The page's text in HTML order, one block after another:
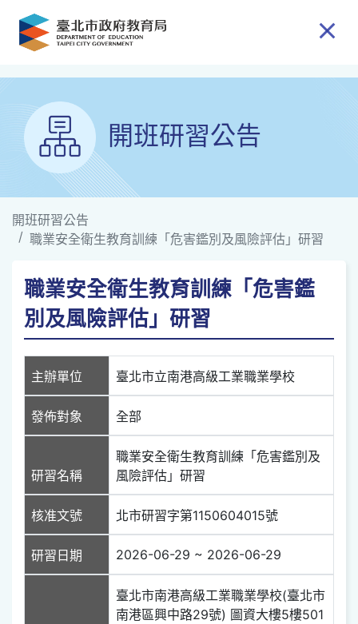
跳到主要內容
開班研習公告
開班研習公告
職業安全衛生教育訓練「危害鑑別及風險評估」研習
職業安全衛生教育訓練「危害鑑
別及風險評估」研習
主辦單位 臺北市立南港高級工業職業學校
發佈對象 全部
研習名稱
職業安全衛生教育訓練「危害鑑別及
風險評估」研習
核准文號 北市研習字第1150604015號
研習日期 2026-06-29 ~ 2026-06-29
臺北市南港高級工業職業學校(臺北市
南港區興中路29號) 圖資大樓5樓501